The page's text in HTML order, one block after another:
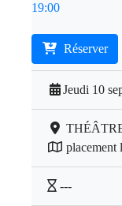
19:00
Réserver
Jeudi 10
placement
---